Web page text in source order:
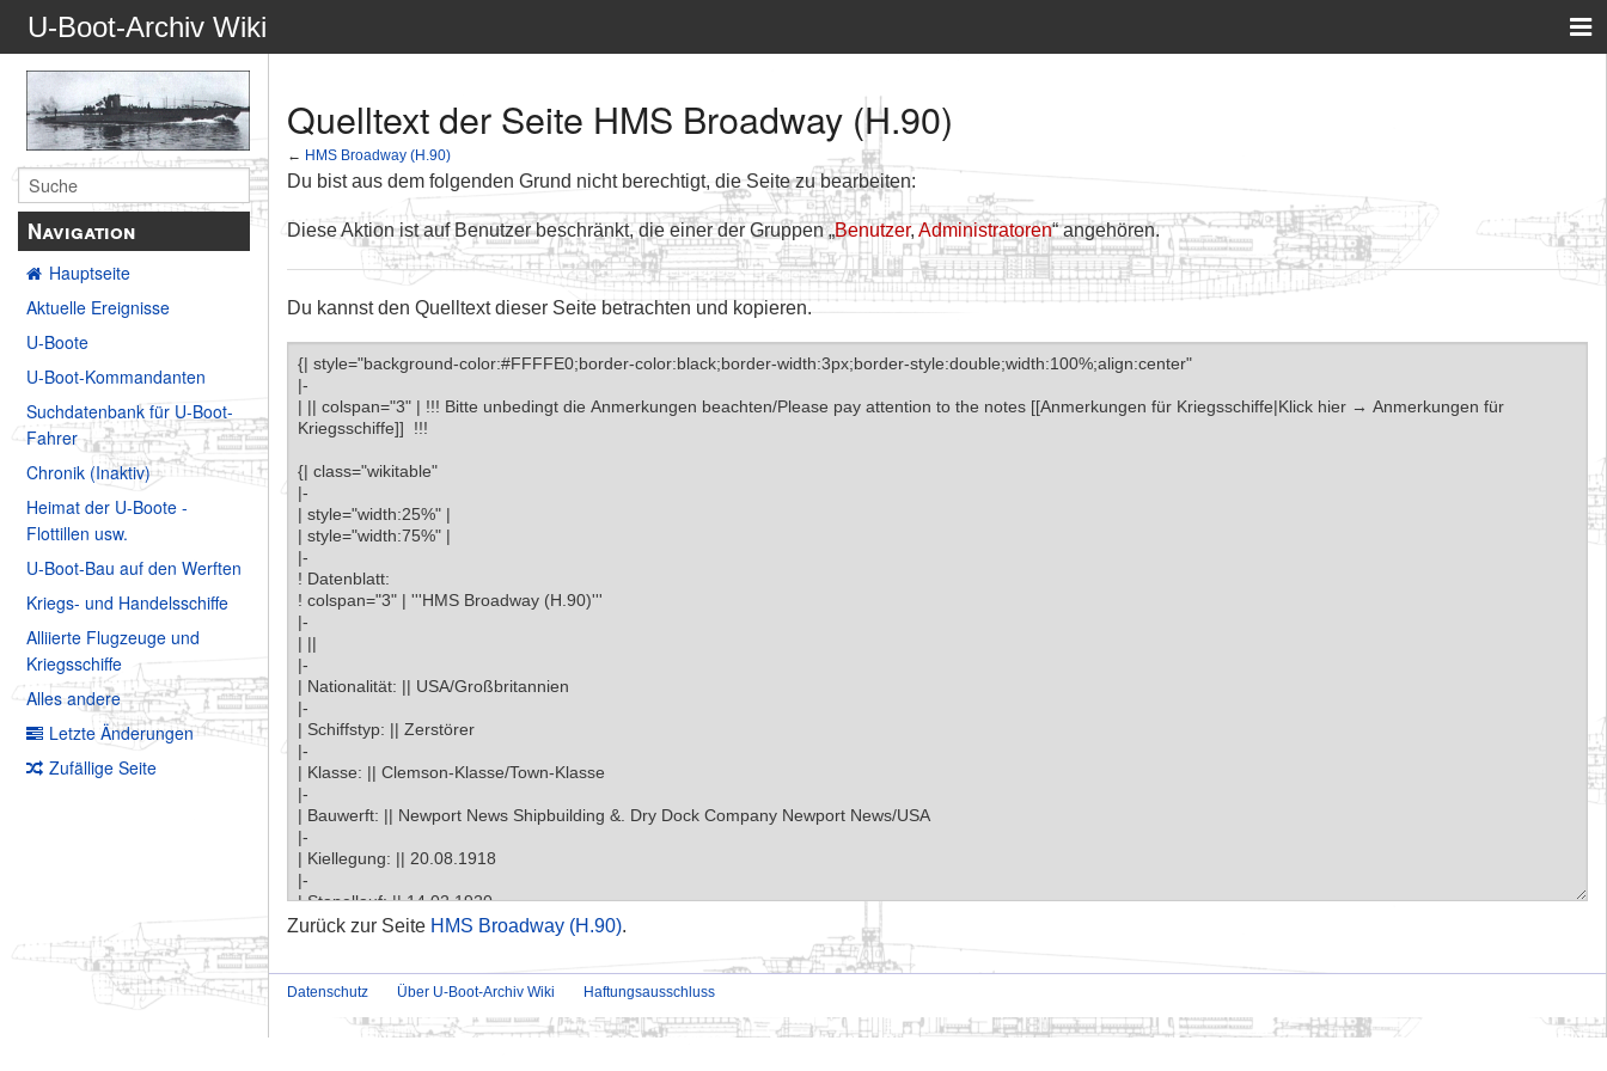
U-Boot-Archiv Wiki
Navigation
Hauptseite
Aktuelle Ereignisse
U-Boote
U-Boot-Kommandanten
Suchdatenbank für U-Boot-
Fahrer
Chronik (Inaktiv)
Heimat der U-Boote -
Flottillen usw.
U-Boot-Bau auf den Werften
Kriegs- und Handelsschiffe
Alliierte Flugzeuge und
Kriegsschiffe
Alles andere
Letzte Änderungen
Zufällige Seite
Quelltext der Seite HMS Broadway (H.90)
← HMS Broadway (H.90)
Du bist aus dem folgenden Grund nicht berechtigt, die Seite zu bearbeiten:
Diese Aktion ist auf Benutzer beschränkt, die einer der Gruppen „Benutzer,Administratoren“ angehören.
Du kannst den Quelltext dieser Seite betrachten und kopieren.
Zurück zur Seite HMS Broadway (H.90).
Datenschutz Über U-Boot-Archiv Wiki Haftungsausschluss